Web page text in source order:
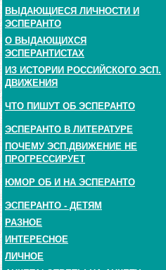
ВЫДАЮЩИЕСЯ ЛИЧНОСТИ И
ЭСПЕРАНТО
О ВЫДАЮЩИХСЯ
ЭСПЕРАНТИСТАХ
ИЗ ИСТОРИИ РОССИЙСКОГО ЭСП.
ДВИЖЕНИЯ
ЧТО ПИШУТ ОБ ЭСПЕРАНТО
ЭСПЕРАНТО В ЛИТЕРАТУРЕ
ПОЧЕМУ ЭСП.ДВИЖЕНИЕ НЕ
ПРОГРЕССИРУЕТ
ЮМОР ОБ И НА ЭСПЕРАНТО
ЭСПЕРАНТО - ДЕТЯМ
РАЗНОЕ
ИНТЕРЕСНОЕ
ЛИЧНОЕ